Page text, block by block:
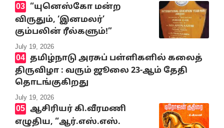
“யுனெஸ்கோ மன்ற
விருதும், ‘இனமலர்’
கும்பலின் ரீல்களும்!”
July 19, 2026
தமிழ்நாடு அரசுப் பள்ளிகளில் கலைத்
திருவிழா : வரும் ஜூலை 23-ஆம் தேதி
தொடங்குகிறது
July 19, 2026
ஆசிரியர் கி.வீரமணி
எழுதிய, “ஆர்.எஸ்.எஸ்.